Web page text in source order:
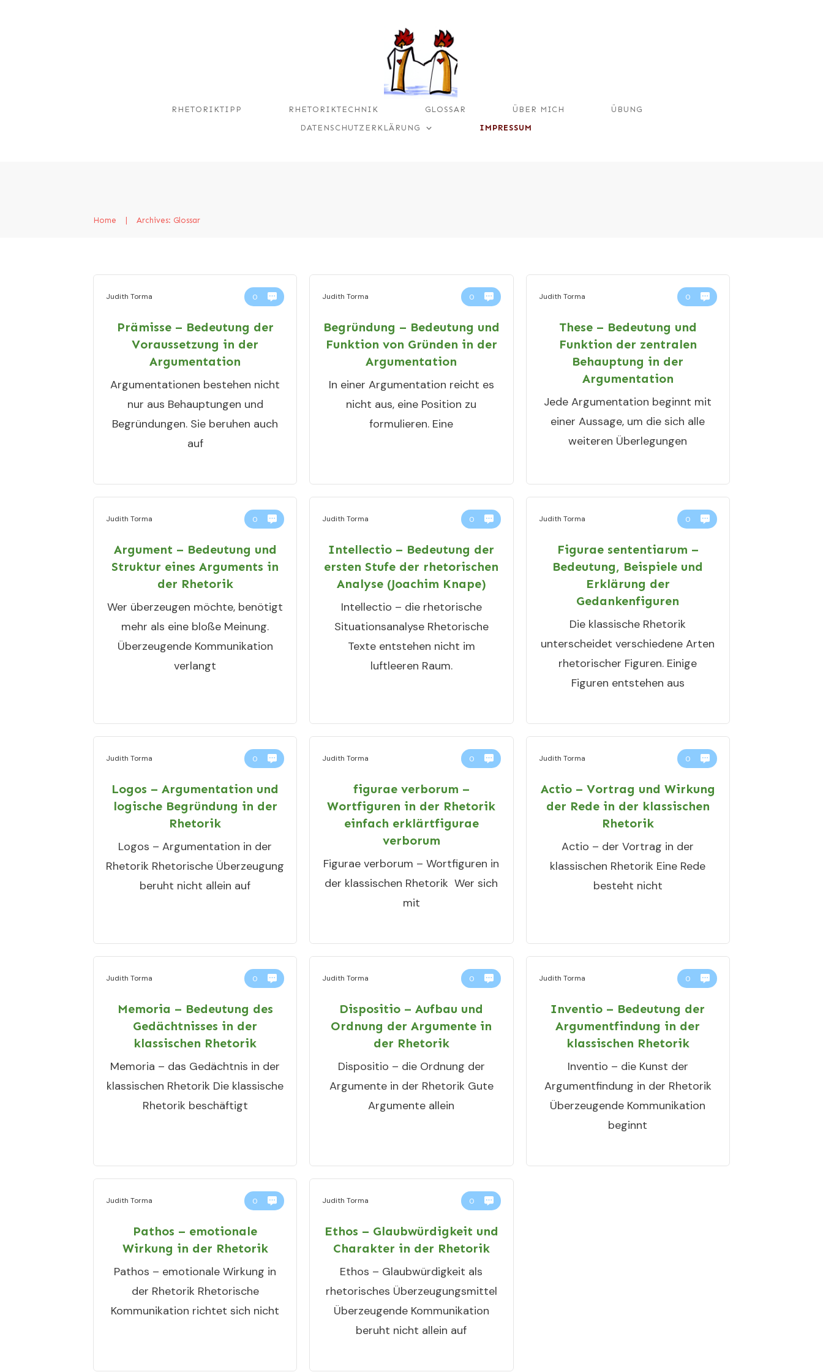
RHETORIKTIPP RHETORIKTECHNIK GLOSSAR ÜBER MICH
ÜBUNG
DATENSCHUTZERKLÄRUNG
IMPRESSUM
Home Archives: Glossar
Judith Torma 0
Prämisse – Bedeutung der
Voraussetzung in der
Argumentation
Argumentationen bestehen nicht
nur aus Behauptungen und
Begründungen. Sie beruhen auch
auf
Judith Torma 0
Begründung – Bedeutung und
Funktion von Gründen in der
Argumentation
In einer Argumentation reicht es
nicht aus, eine Position zu
formulieren. Eine
Judith Torma 0
These – Bedeutung und
Funktion der zentralen
Behauptung in der
Argumentation
Jede Argumentation beginnt mit
einer Aussage, um die sich alle
weiteren Überlegungen
Judith Torma 0
Argument – Bedeutung und
Struktur eines Arguments in
der Rhetorik
Wer überzeugen möchte, benötigt
mehr als eine bloße Meinung.
Überzeugende Kommunikation
verlangt
Judith Torma 0
Intellectio – Bedeutung der
ersten Stufe der rhetorischen
Analyse (Joachim Knape)
Intellectio – die rhetorische
Situationsanalyse Rhetorische
Texte entstehen nicht im
luftleeren Raum.
Judith Torma 0
Figurae sententiarum –
Bedeutung, Beispiele und
Erklärung der
Gedankenfiguren
Die klassische Rhetorik
unterscheidet verschiedene Arten
rhetorischer Figuren. Einige
Figuren entstehen aus
Judith Torma 0
Logos – Argumentation und
logische Begründung in der
Rhetorik
Logos – Argumentation in der
Rhetorik Rhetorische Überzeugung
beruht nicht allein auf
Judith Torma 0
figurae verborum –
Wortfiguren in der Rhetorik
einfach erklärtfigurae
verborum
Figurae verborum – Wortfiguren in
der klassischen Rhetorik ​ Wer sich
mit
Judith Torma 0
Actio – Vortrag und Wirkung
der Rede in der klassischen
Rhetorik
Actio – der Vortrag in der
klassischen Rhetorik Eine Rede
besteht nicht
Judith Torma 0
Memoria – Bedeutung des
Gedächtnisses in der
klassischen Rhetorik
Memoria – das Gedächtnis in der
klassischen Rhetorik Die klassische
Rhetorik beschäftigt
Judith Torma 0
Dispositio – Aufbau und
Ordnung der Argumente in
der Rhetorik
Dispositio – die Ordnung der
Argumente in der Rhetorik Gute
Argumente allein
Judith Torma 0
Inventio – Bedeutung der
Argumentfindung in der
klassischen Rhetorik
Inventio – die Kunst der
Argumentfindung in der Rhetorik
Überzeugende Kommunikation
beginnt
Judith Torma 0
Pathos – emotionale
Wirkung in der Rhetorik
Pathos – emotionale Wirkung in
der Rhetorik Rhetorische
Kommunikation richtet sich nicht
Judith Torma 0
Ethos – Glaubwürdigkeit und
Charakter in der Rhetorik
Ethos – Glaubwürdigkeit als
rhetorisches Überzeugungsmittel
Überzeugende Kommunikation
beruht nicht allein auf